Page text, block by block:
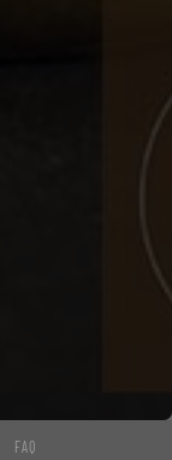
FAQ